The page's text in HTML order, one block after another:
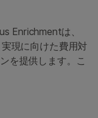
Enrichmentは、
現に向けた費用対
を提供します。こ